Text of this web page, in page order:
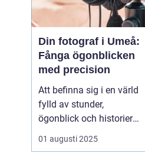
Din fotograf i Umeå:
Fånga ögonblicken
med precision
Att befinna sig i en värld
fylld av stunder,
ögonblick och historier
kan verkligen vara
magiskt, särskilt när
01 augusti 2025